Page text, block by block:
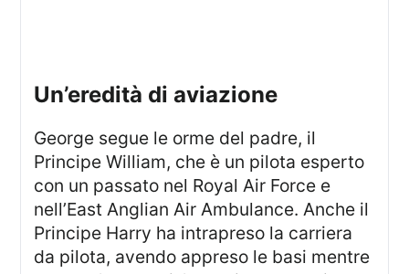
Un’eredità di aviazione
George segue le orme del padre, il
Principe William, che è un pilota esperto
con un passato nel Royal Air Force e
nell’East Anglian Air Ambulance. Anche il
Principe Harry ha intrapreso la carriera
da pilota, avendo appreso le basi mentre